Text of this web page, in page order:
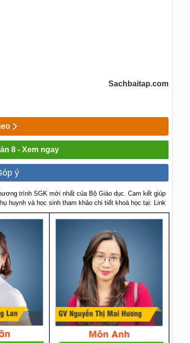
Sachbaitap.com
8 - Xem ngay
ý
trình SGK mới nhất của Bộ Giáo dục. Cam kết giúp
huynh và học sinh tham khảo chi tiết khoá học tại: Link